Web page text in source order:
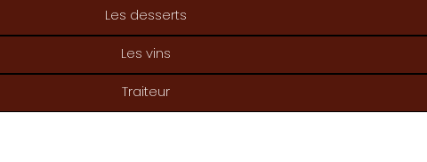
Les desserts
Les vins
Traiteur